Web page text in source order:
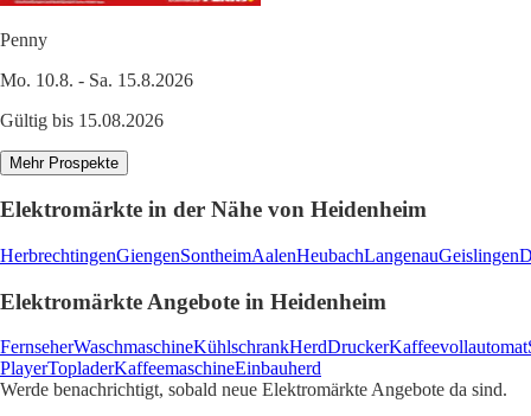
Penny
Mo. 10.8. - Sa. 15.8.2026
Gültig bis 15.08.2026
Mehr Prospekte
Elektromärkte in der Nähe von Heidenheim
HerbrechtingenGiengenSontheimAalenHeubachLangenauGeislingen
Elektromärkte Angebote in Heidenheim
FernseherWaschmaschineKühlschrankHerdDruckerKaffeevollautomat
PlayerTopladerKaffeemaschineEinbauherd
Werde benachrichtigt, sobald neue Elektromärkte Angebote da sind.